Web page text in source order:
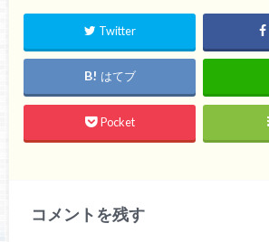
Twitter
はてブ
Pocket
コメントを残す